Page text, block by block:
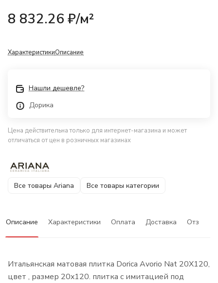
8 832.26 ₽/м²
ХарактеристикиОписание
Нашли дешевле?
Дорика
Цена действительна только для интернет-магазина и может
отличаться от цен в розничных магазинах
Все товары Ariana Все товары категории
Описание Характеристики Оплата Доставка Отзывы
Итальянская матовая плитка Dorica Avorio Nat 20X120,
цвет , размер 20x120. плитка с имитацией под